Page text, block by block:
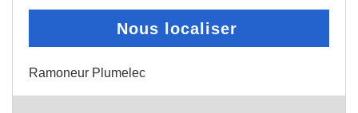
Nous localiser
Ramoneur Plumelec